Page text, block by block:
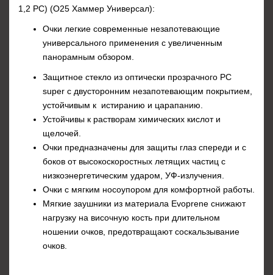
1,2 РС) (О25 Хаммер Универсал):
Очки легкие современные незапотевающие
универсального применения с увеличенным
панорамным обзором.
Защитное стекло из оптически прозрачного РС
super с двусторонним незапотевающим покрытием,
устойчивым к истиранию и царапанию.
Устойчивы к растворам химических кислот и
щелочей.
Очки предназначены для защиты глаз спереди и с
боков от высокоскоростных летящих частиц с
низкоэнергетическим ударом, УФ-излучения.
Очки с мягким носоупором для комфортной работы.
Мягкие заушники из материала Evoprene снижают
нагрузку на височную кость при длительном
ношении очков, предотвращают соскальзывание
очков.